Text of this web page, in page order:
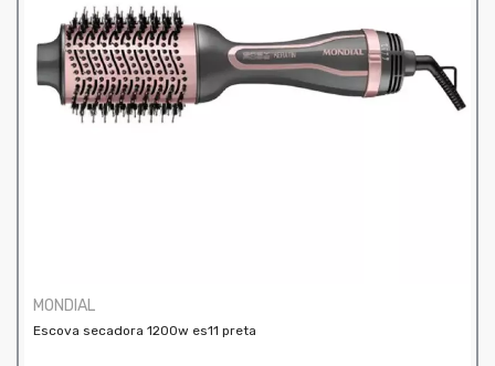
MONDIAL
Escova secadora 1200w es11 preta